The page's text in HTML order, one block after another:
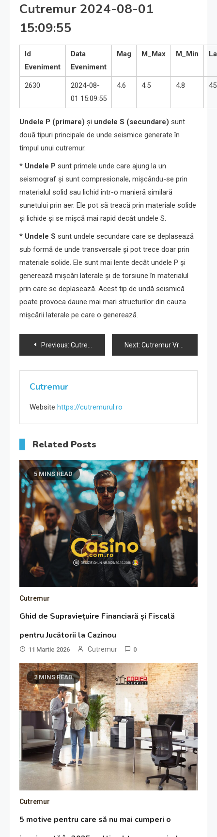
Cutremur 2024-08-01
15:09:55
Id
Eveniment
Data
Eveniment
Mag M_Max M_Min
2630
2024-08-
01 15:09:55
4.6 4.5 4.8
Undele P (primare) și undele S (secundare) sunt
două tipuri principale de unde seismice generate în
timpul unui cutremur.
* Undele P sunt primele unde care ajung la un
seismograf și sunt compresionale, mișcându-se prin
materialul solid sau lichid într-o manieră similară
sunetului prin aer. Ele pot să treacă prin materiale solide
și lichide și se mișcă mai rapid decât undele S.
* Undele S sunt undele secundare care se deplasează
sub formă de unde transversale și pot trece doar prin
materiale solide. Ele sunt mai lente decât undele P și
generează mișcări laterale și de torsiune în materialul
prin care se deplasează. Acest tip de undă seismică
poate provoca daune mai mari structurilor din cauza
mișcării laterale pe care o generează.
Navigare
în
articole
Previous: Cutremur Vrancea 1-08-2024 ora 15:09 Next: Cutremur Vrancea 1-08-2024 ora 15:09
Cutremur
Website https://cutremurul.ro
Related Posts
5 MINS READ
Cutremur
Ghid de Supraviețuire Financiară și Fiscală
pentru Jucătorii la Cazinou
11 Martie 2026 Cutremur 0
2 MINS READ
Cutremur
5 motive pentru care să nu mai cumperi o